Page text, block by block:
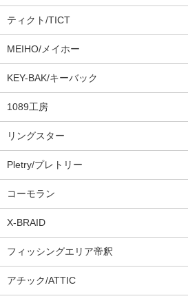
ティクト/TICT
MEIHO/メイホー
KEY-BAK/キーバック
1089工房
リングスター
Pletry/プレトリー
コーモラン
X-BRAID
フィッシングエリア帝釈
アチック/ATTIC